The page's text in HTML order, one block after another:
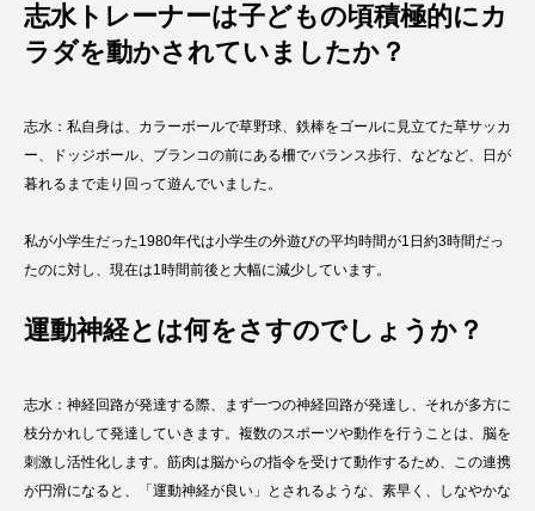
志水トレーナーは子どもの頃積極的にカ
ラダを動かされていましたか？
志水：私自身は、カラーボールで草野球、鉄棒をゴールに見立てた草サッカ
ー、ドッジボール、ブランコの前にある柵でバランス歩行、などなど、日が
暮れるまで走り回って遊んでいました。
私が小学生だった1980年代は小学生の外遊びの平均時間が1日約3時間だっ
たのに対し、現在は1時間前後と大幅に減少しています。
運動神経とは何をさすのでしょうか？
志水：神経回路が発達する際、まず一つの神経回路が発達し、それが多方に
枝分かれして発達していきます。複数のスポーツや動作を行うことは、脳を
刺激し活性化します。筋肉は脳からの指令を受けて動作するため、この連携
が円滑になると、「運動神経が良い」とされるような、素早く、しなやかな